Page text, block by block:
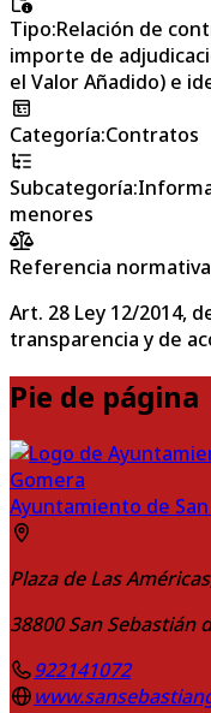
Tipo:Relación de
importe de
el Valor Añadido) e
Categoría:Contratos
Subcategoría:
menores
Referencia
Art. 28 Ley 12/2014,
transparencia y de
Pie de página
Ayuntamiento de
Plaza de Las
38800 San Sebastián
922141072